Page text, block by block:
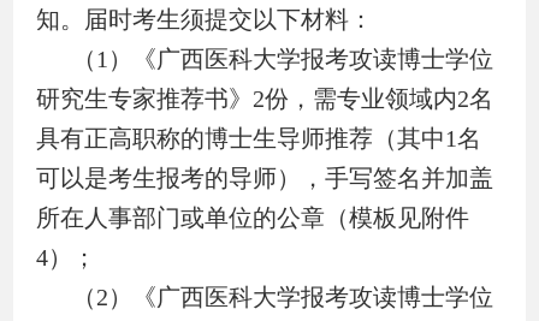
知。届时考生须提交以下材料：
（1 ）《广西医科大学报考攻读博士学位
研究生专家推荐书》 2份，需专业领域内2名
具有正高职称的博士生导师推荐（其中1名
可以是考生报考的导师），手写签名并加盖
所在人事部门或单位的公章（模板见附件
4）；
（2）《广西医科大学报考攻读博士学位